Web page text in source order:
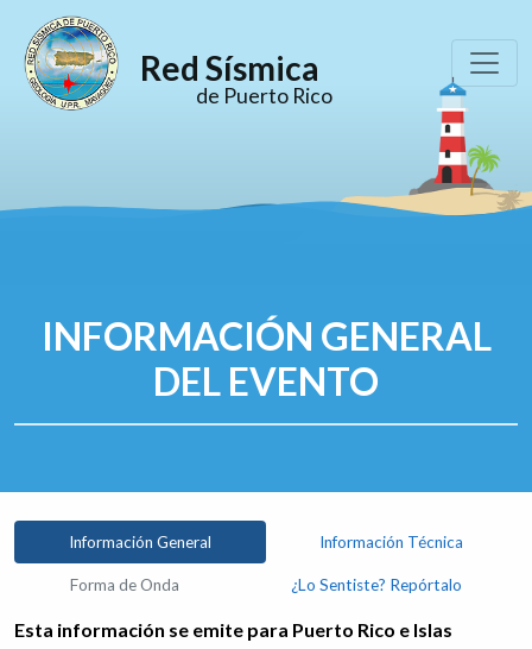
Red Sísmica
de Puerto Rico
INFORMACIÓN GENERAL
DEL EVENTO
Información General Información Técnica
Forma de Onda ¿Lo Sentiste? Repórtalo
Esta información se emite para Puerto Rico e Islas